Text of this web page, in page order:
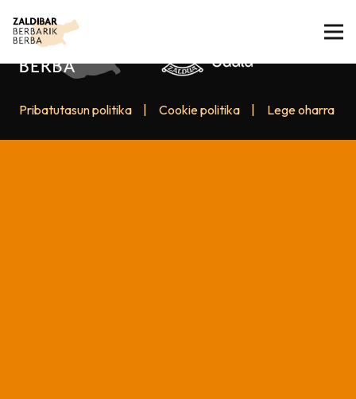
Pribatutasun politika Cookie politika Lege oharra